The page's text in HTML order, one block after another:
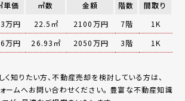
単価 ㎡数 金額 階数
間取り
万円 22.5㎡ 2100万円 7階
1K
万円 26.93㎡ 2050万円 3階 1K
知りたい方、不動産売却を検討している方は、
ォームへお問い合わせください。 豊富な不動産知識